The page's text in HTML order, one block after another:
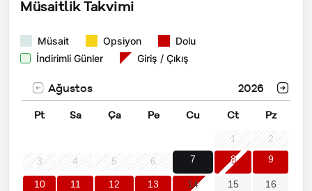
Müsaitlik Takvimi
Müsait Opsiyon
Dolu
İndirimli Günler
Giriş / Çıkış
Ağustos 2026
Pt Sa Ça Pe Cu Ct Pz
1
2
3
4 5 6 7 8 9
10 11 12 13 14 15 16